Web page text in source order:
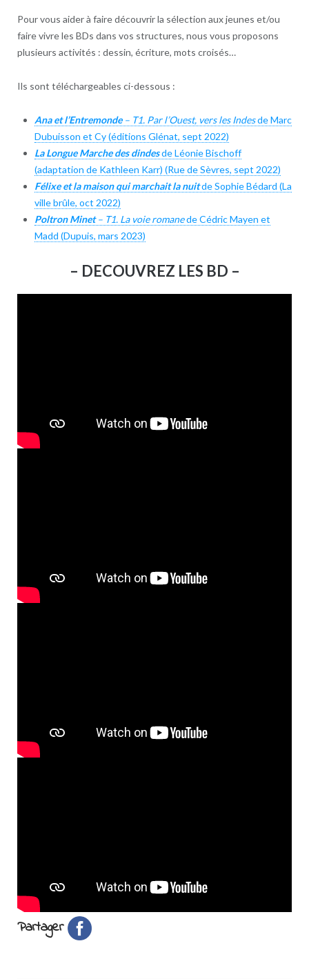
Pour vous aider à faire découvrir la sélection aux jeunes et/ou
faire vivre les BDs dans vos structures, nous vous proposons
plusieurs activités : dessin, écriture, mots croisés…
Ils sont téléchargeables ci-dessous :
Ana et l’Entremonde – T1. Par l’Ouest, vers les Indesde Marc
Dubuisson et Cy (éditions Glénat, sept 2022)
La Longue Marche des dindesde Léonie Bischoff
(adaptation de Kathleen Karr) (Rue de Sèvres, sept 2022)
Félixe et la maison qui marchait la nuitde Sophie Bédard (La
ville brûle, oct 2022)
Poltron Minet– T1. La voie romanede Cédric Mayen et
Madd (Dupuis, mars 2023)
– DECOUVREZ LES BD –
Partager